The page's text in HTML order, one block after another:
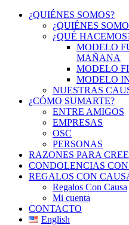
¿QUIÉNES SOMOS?
¿QUIÉNES
¿QUÉ
MODELO
MAÑANA
MODELO
MODELO
NUESTRAS
¿CÓMO SUMARTE?
ENTRE AMIGOS
EMPRESAS
OSC
PERSONAS
RAZONES PARA
CONDOLENCIAS
REGALOS CON
Regalos Con Causa
Mi cuenta
CONTACTO
English